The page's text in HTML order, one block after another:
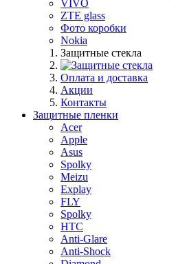
VIVO
ZTE glass
Фото коробки
Nokia
Защитные стекла
Оплата и доставка
Акции
Контакты
Защитные пленки
Acer
Apple
Asus
Spolky
Meizu
Explay
FLY
Spolky
HTC
Anti-Glare
Anti-Shock